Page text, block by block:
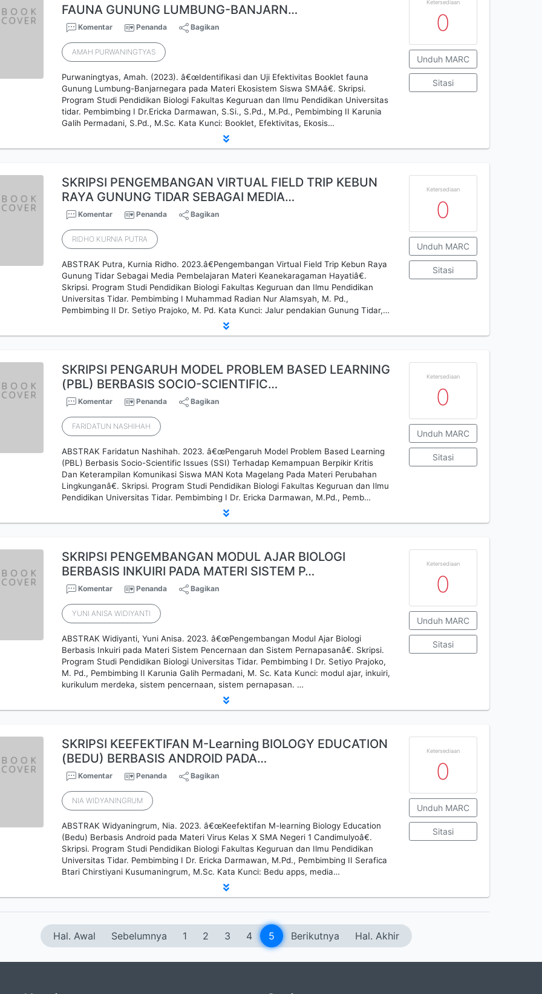
FAUNA GUNUNG LUMBUNG-BANJARN…
Komentar Penanda Bagikan
AMAH PURWANINGTYAS
Purwaningtyas, Amah. (2023). â€œIdentifikasi dan Uji Efektivitas Booklet fauna
Gunung Lumbung-Banjarnegara pada Materi Ekosistem Siswa SMAâ€. Skripsi.
Program Studi Pendidikan Biologi Fakultas Keguruan dan Ilmu Pendidikan Universitas
tidar. Pembimbing I Dr.Ericka Darmawan, S.Si., S.Pd., M.Pd., Pembimbing II Karunia
Galih Permadani, S.Pd., M.Sc. Kata Kunci: Booklet, Efektivitas, Ekosis…
Ketersediaan
0
Unduh MARC
Sitasi
SKRIPSI PENGEMBANGAN VIRTUAL FIELD TRIP KEBUN
RAYA GUNUNG TIDAR SEBAGAI MEDIA…
Komentar Penanda Bagikan
RIDHO KURNIA PUTRA
ABSTRAK Putra, Kurnia Ridho. 2023.â€Pengembangan Virtual Field Trip Kebun Raya
Gunung Tidar Sebagai Media Pembelajaran Materi Keanekaragaman Hayatiâ€.
Skripsi. Program Studi Pendidikan Biologi Fakultas Keguruan dan Ilmu Pendidikan
Universitas Tidar. Pembimbing I Muhammad Radian Nur Alamsyah, M. Pd.,
Pembimbing II Dr. Setiyo Prajoko, M. Pd. Kata Kunci: Jalur pendakian Gunung Tidar,…
Ketersediaan
0
Unduh MARC
Sitasi
SKRIPSI PENGARUH MODEL PROBLEM BASED LEARNING
(PBL) BERBASIS SOCIO-SCIENTIFIC…
Komentar Penanda Bagikan
FARIDATUN NASHIHAH
ABSTRAK Faridatun Nashihah. 2023. â€œPengaruh Model Problem Based Learning
(PBL) Berbasis Socio-Scientific Issues (SSI) Terhadap Kemampuan Berpikir Kritis
Dan Keterampilan Komunikasi Siswa MAN Kota Magelang Pada Materi Perubahan
Lingkunganâ€. Skripsi. Program Studi Pendidikan Biologi Fakultas Keguruan dan Ilmu
Pendidikan Universitas Tidar. Pembimbing I Dr. Ericka Darmawan, M.Pd., Pemb…
Ketersediaan
0
Unduh MARC
Sitasi
SKRIPSI PENGEMBANGAN MODUL AJAR BIOLOGI
BERBASIS INKUIRI PADA MATERI SISTEM P…
Komentar Penanda Bagikan
YUNI ANISA WIDIYANTI
ABSTRAK Widiyanti, Yuni Anisa. 2023. â€œPengembangan Modul Ajar Biologi
Berbasis Inkuiri pada Materi Sistem Pencernaan dan Sistem Pernapasanâ€. Skripsi.
Program Studi Pendidikan Biologi Universitas Tidar. Pembimbing I Dr. Setiyo Prajoko,
M. Pd., Pembimbing II Karunia Galih Permadani, M. Sc. Kata Kunci: modul ajar, inkuiri,
kurikulum merdeka, sistem pencernaan, sistem pernapasan. …
Ketersediaan
0
Unduh MARC
Sitasi
SKRIPSI KEEFEKTIFAN M-Learning BIOLOGY EDUCATION
(BEDU) BERBASIS ANDROID PADA…
Komentar Penanda Bagikan
NIA WIDYANINGRUM
ABSTRAK Widyaningrum, Nia. 2023. â€œKeefektifan M-learning Biology Education
(Bedu) Berbasis Android pada Materi Virus Kelas X SMA Negeri 1 Candimulyoâ€.
Skripsi. Program Studi Pendidikan Biologi Fakultas Keguruan dan Ilmu Pendidikan
Universitas Tidar. Pembimbing I Dr. Ericka Darmawan, M.Pd., Pembimbing II Serafica
Btari Chirstiyani Kusumaningrum, M.Sc. Kata Kunci: Bedu apps, media…
Ketersediaan
0
Unduh MARC
Sitasi
Hal. Awal Sebelumnya 1 2 3 4 5 Berikutnya Hal. Akhir